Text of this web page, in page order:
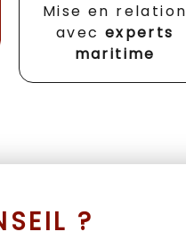
Mise en relation
avec experts
maritime
?